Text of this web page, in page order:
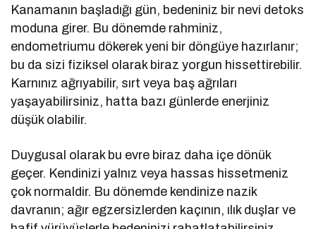
Kanamanın başladığı gün, bedeniniz bir nevi detoks
moduna girer. Bu dönemde rahminiz,
endometriumu dökerek yeni bir döngüye hazırlanır;
bu da sizi fiziksel olarak biraz yorgun hissettirebilir.
Karnınız ağrıyabilir, sırt veya baş ağrıları
yaşayabilirsiniz, hatta bazı günlerde enerjiniz
düşük olabilir.
Duygusal olarak bu evre biraz daha içe dönük
geçer. Kendinizi yalnız veya hassas hissetmeniz
çok normaldir. Bu dönemde kendinize nazik
davranın; ağır egzersizlerden kaçının, ılık duşlar ve